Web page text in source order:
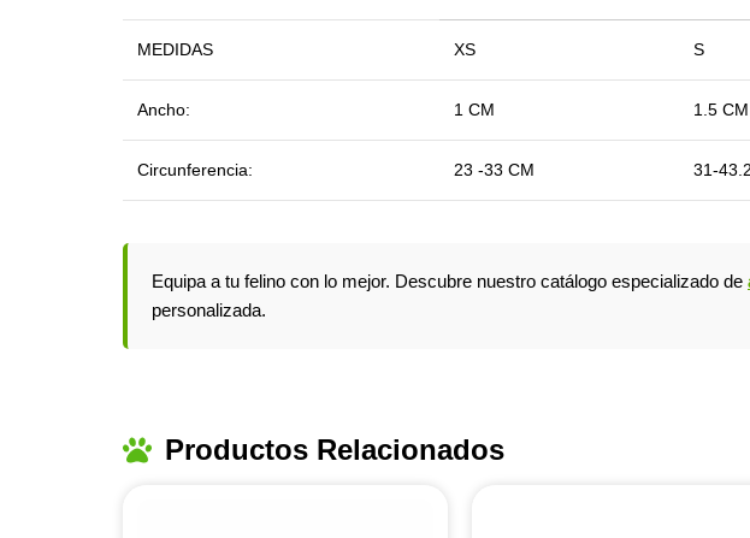
MEDIDAS XS S
Ancho: 1 CM 1.5 CM
Circunferencia: 23 -33 CM 31-
Equipa a tu felino con lo mejor. Descubre nuestro catálogo especializado de
personalizada.
Productos Relacionados